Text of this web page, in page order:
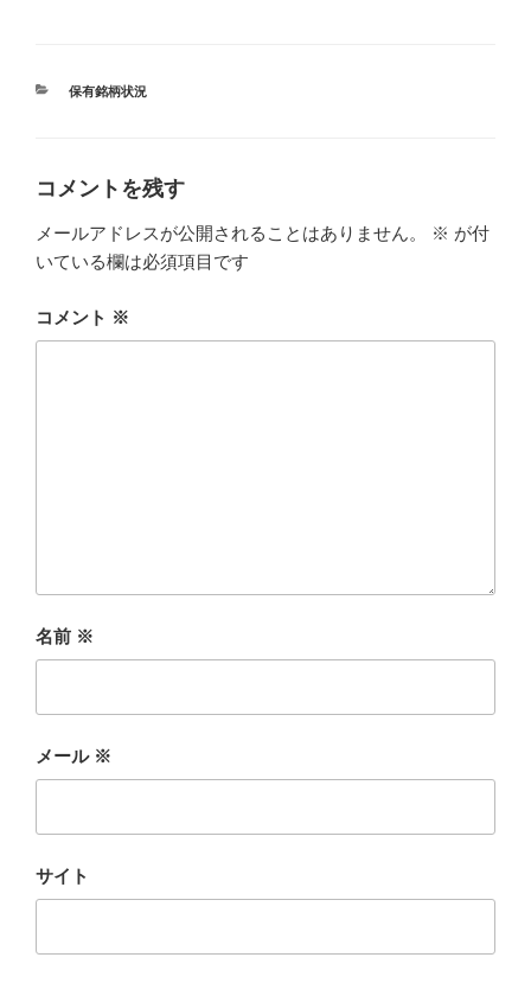
カ
保有銘柄状況
コメントを残す
メールアドレスが公開されることはありません。 ※ が付
いている欄は必須項目です
コメント ※
名前 ※
メール ※
サイト